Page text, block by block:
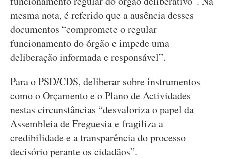
mesma nota, é referido que a ausência desses
documentos “compromete o regular
funcionamento do órgão e impede uma
deliberação informada e responsável”.
Para o PSD/CDS, deliberar sobre instrumentos
como o Orçamento e o Plano de Actividades
nestas circunstâncias “desvaloriza o papel da
Assembleia de Freguesia e fragiliza a
credibilidade e a transparência do processo
decisório perante os cidadãos”.